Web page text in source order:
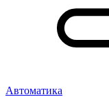
Автоматика